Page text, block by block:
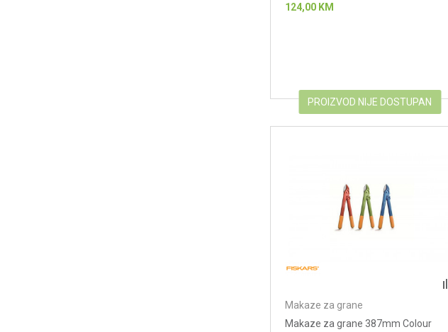
124,00 KM
PROIZVOD NIJE DOSTUPAN
Makaze za grane
Makaze za grane 387mm Colour